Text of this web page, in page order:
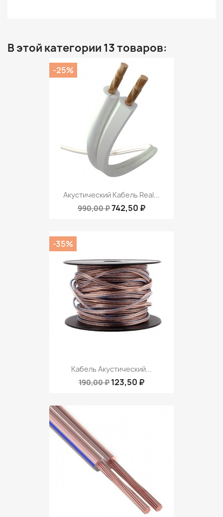
В этой категории 13 товаров:
Акустический Кабель Real...
990,00 ₽742,50 ₽
-25%
Кабель Акустический...
190,00 ₽ 123,50 ₽
-35%